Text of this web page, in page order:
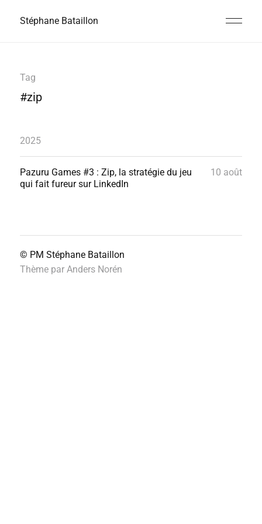
Stéphane Bataillon
Tag
#zip
2025
Pazuru Games #3 : Zip, la stratégie du jeu
qui fait fureur sur LinkedIn
10 août
© PM Stéphane Bataillon
Thème par Anders Norén